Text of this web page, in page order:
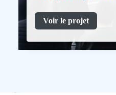
Voir le projet